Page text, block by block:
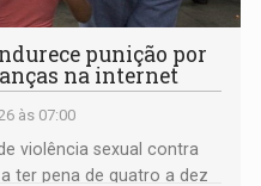
punição por
na internet
às 07:00
violência sexual contra
ter pena de quatro a dez